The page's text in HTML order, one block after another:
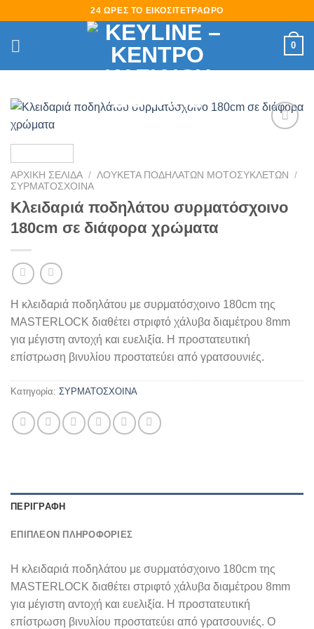
content
24 ΩΡΕΣ ΤΟ ΕΙΚΟΣΙΤΕΤΡΑΩΡΟ
0
επιθυμιών
ΑΡΧΙΚΉ ΣΕΛΊΔΑ / ΛΟΥΚΕΤΑ ΠΟΔΗΛΑΤΩΝ ΜΟΤΟΣΥΚΛΕΤΩΝ
/
ΣΥΡΜΑΤΟΣΧΟΙΝΑ
Κλειδαριά ποδηλάτου συρματόσχοινο
180cm σε διάφορα χρώματα
Η κλειδαριά ποδηλάτου με συρματόσχοινο 180cm της
MASTERLOCK διαθέτει στριφτό χάλυβα διαμέτρου 8mm
για μέγιστη αντοχή και ευελιξία. Η προστατευτική
επίστρωση βινυλίου προστατεύει από γρατσουνιές.
Κατηγορία: ΣΥΡΜΑΤΟΣΧΟΙΝΑ
ΠΕΡΙΓΡΑΦΉ
ΕΠΙΠΛΈΟΝ ΠΛΗΡΟΦΟΡΊΕΣ
Η κλειδαριά ποδηλάτου με συρματόσχοινο 180cm της
MASTERLOCK διαθέτει στριφτό χάλυβα διαμέτρου 8mm
για μέγιστη αντοχή και ευελιξία. Η προστατευτική
επίστρωση βινυλίου προστατεύει από γρατσουνιές. Ο